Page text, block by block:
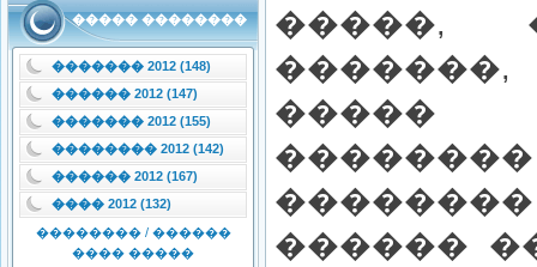
����� ��������
������� 2012 (148)
������ 2012 (147)
������� 2012 (155)
�������� 2012 (142)
������ 2012 (167)
���� 2012 (132)
�������� / ������
���� �����
�����
������